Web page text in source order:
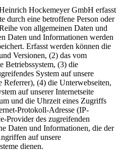
Hockemeyer GmbH erfasst
durch eine betroffene Person oder
von allgemeinen Daten und
Daten und Informationen werden
Erfasst werden können die
Versionen, (2) das vom
Betriebssystem, (3) die
System auf unsere
Referrer), (4) die Unterwebseiten,
auf unserer Internetseite
und die Uhrzeit eines Zugriffs
Protokoll-Adresse (IP-
Provider des zugreifenden
Daten und Informationen, die der
auf unsere
dienen.